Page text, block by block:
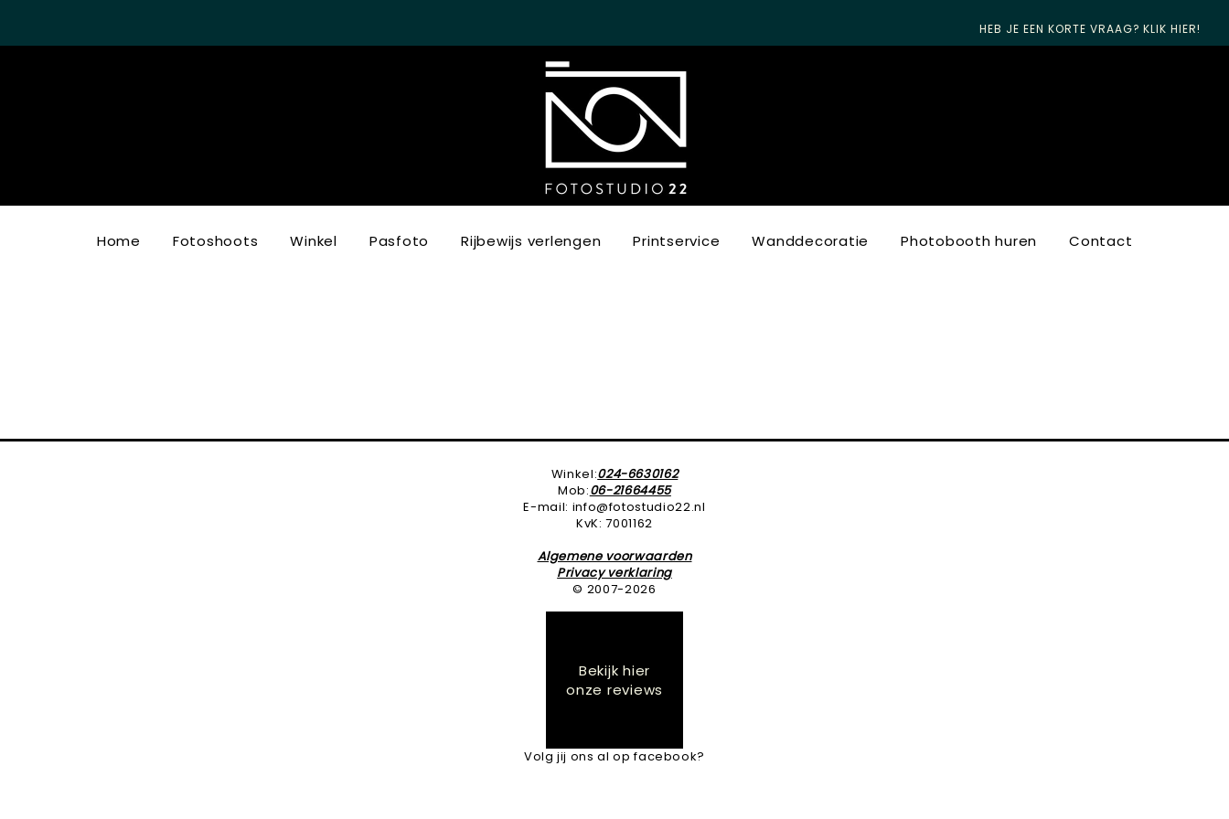
HEB JE EEN KORTE VRAAG? KLIK HIER!
Home Fotoshoots Winkel Pasfoto Rijbewijs verlengen Printservice Wanddecoratie Photobooth huren Contact
Winkel:024-6630162
Mob:06-21664455
E-mail: info@fotostudio22.nl
KvK: 7001162
Algemene voorwaarden
Privacy verklaring
© 2007-2026
Bekijk hier
onze reviews
Volg jij ons al op facebook?